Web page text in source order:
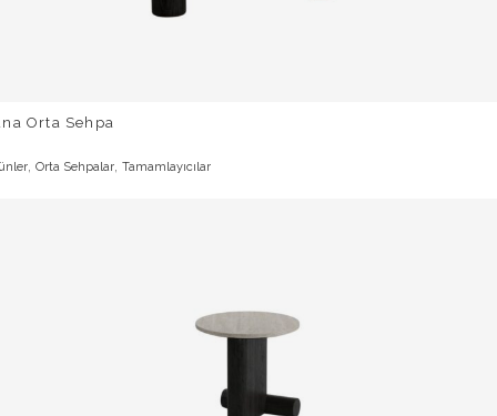
Orta Sehpa
Orta Sehpalar Tamamlayıcılar